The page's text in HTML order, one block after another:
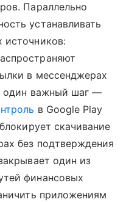
Параллельно
устанавливать
источников:
в мессенджерах
один важный шаг —
в Google Play
скачивание
без подтверждения
один из
финансовых
приложениям